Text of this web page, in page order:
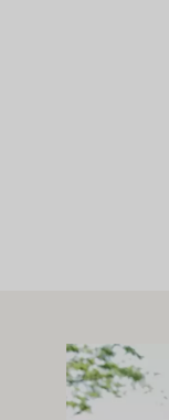
こちらもお勧めです
もっと詳しく